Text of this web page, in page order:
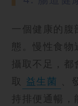
一個健康的腹
態。慢性食物
攝取不足，都
取 益生菌 、
持排便通暢，